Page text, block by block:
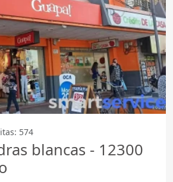
574
blancas - 12300